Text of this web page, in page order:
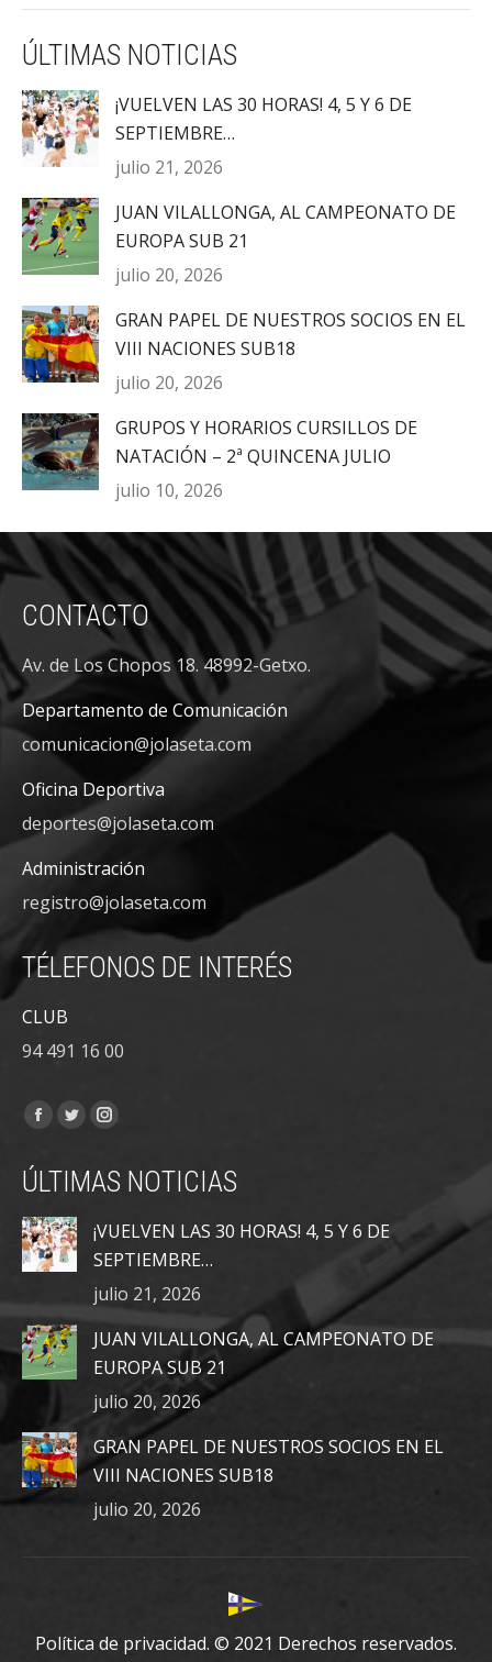
ÚLTIMAS NOTICIAS
¡VUELVEN LAS 30 HORAS! 4, 5 Y 6 DE
SEPTIEMBRE…
julio 21, 2026
JUAN VILALLONGA, AL CAMPEONATO DE
EUROPA SUB 21
julio 20, 2026
GRAN PAPEL DE NUESTROS SOCIOS EN EL
VIII NACIONES SUB18
julio 20, 2026
GRUPOS Y HORARIOS CURSILLOS DE
NATACIÓN – 2ª QUINCENA JULIO
julio 10, 2026
CONTACTO
Av. de Los Chopos 18. 48992-Getxo.
Departamento de Comunicación
comunicacion@jolaseta.com
Oficina Deportiva
deportes@jolaseta.com
Administración
registro@jolaseta.com
TÉLEFONOS DE INTERÉS
CLUB
94 491 16 00
Encuéntranos en:
Facebook
opens
in
new
window
Twitter
opens
in
new
window
Instagram
opens
new
window
ÚLTIMAS NOTICIAS
¡VUELVEN LAS 30 HORAS! 4, 5 Y 6 DE
SEPTIEMBRE…
julio 21, 2026
JUAN VILALLONGA, AL CAMPEONATO DE
EUROPA SUB 21
julio 20, 2026
GRAN PAPEL DE NUESTROS SOCIOS EN EL
VIII NACIONES SUB18
julio 20, 2026
Política de privacidad. © 2021 Derechos reservados.